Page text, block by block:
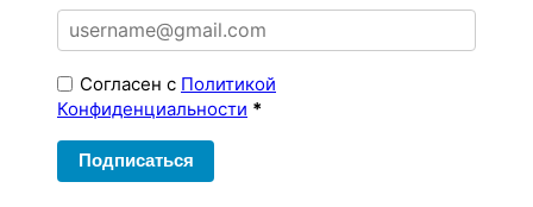
Согласен с Политикой
Конфиденциальности *
Подписаться